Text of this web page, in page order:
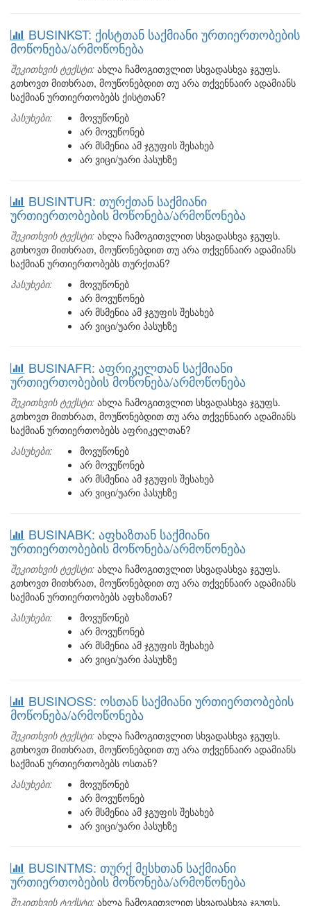
BUSINKST: ქისტთან საქმიანი ურთიერთობების
მოწონება/არმოწონება
შეკითხვის ტექსტი: ახლა ჩამოგითვლით სხვადასხვა ჯგუფს.
გთხოვთ მითხრათ, მოუწონებდით თუ არა თქვენნაირ ადამიანს
საქმიან ურთიერთობებს ქისტთან?
პასუხები:
მოვუწონებ
არ მოვუწონებ
არ მსმენია ამ ჯგუფის შესახებ
არ ვიცი/უარი პასუხზე
BUSINTUR: თურქთან საქმიანი
ურთიერთობების მოწონება/არმოწონება
შეკითხვის ტექსტი: ახლა ჩამოგითვლით სხვადასხვა ჯგუფს.
გთხოვთ მითხრათ, მოუწონებდით თუ არა თქვენნაირ ადამიანს
საქმიან ურთიერთობებს თურქთან?
პასუხები:
მოვუწონებ
არ მოვუწონებ
არ მსმენია ამ ჯგუფის შესახებ
არ ვიცი/უარი პასუხზე
BUSINAFR: აფრიკელთან საქმიანი
ურთიერთობების მოწონება/არმოწონება
შეკითხვის ტექსტი: ახლა ჩამოგითვლით სხვადასხვა ჯგუფს.
გთხოვთ მითხრათ, მოუწონებდით თუ არა თქვენნაირ ადამიანს
საქმიან ურთიერთობებს აფრიკელთან?
პასუხები:
მოვუწონებ
არ მოვუწონებ
არ მსმენია ამ ჯგუფის შესახებ
არ ვიცი/უარი პასუხზე
BUSINABK: აფხაზთან საქმიანი
ურთიერთობების მოწონება/არმოწონება
შეკითხვის ტექსტი: ახლა ჩამოგითვლით სხვადასხვა ჯგუფს.
გთხოვთ მითხრათ, მოუწონებდით თუ არა თქვენნაირ ადამიანს
საქმიან ურთიერთობებს აფხაზთან?
პასუხები:
მოვუწონებ
არ მოვუწონებ
არ მსმენია ამ ჯგუფის შესახებ
არ ვიცი/უარი პასუხზე
BUSINOSS: ოსთან საქმიანი ურთიერთობების
მოწონება/არმოწონება
შეკითხვის ტექსტი: ახლა ჩამოგითვლით სხვადასხვა ჯგუფს.
გთხოვთ მითხრათ, მოუწონებდით თუ არა თქვენნაირ ადამიანს
საქმიან ურთიერთობებს ოსთან?
პასუხები:
მოვუწონებ
არ მოვუწონებ
არ მსმენია ამ ჯგუფის შესახებ
არ ვიცი/უარი პასუხზე
BUSINTMS: თურქ მესხთან საქმიანი
ურთიერთობების მოწონება/არმოწონება
შეკითხვის ტექსტი: ახლა ჩამოგითვლით სხვადასხვა ჯგუფს.